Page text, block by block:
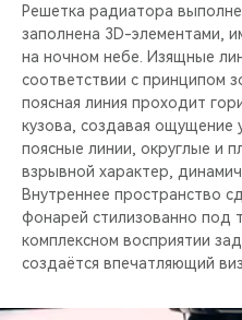
Решетка радиатора
заполнена 3D-элементами,
на ночном небе. Изящные
соответствии с принципом
поясная линия проходит
кузова, создавая ощущение
поясные линии, округлые и
взрывной характер,
Внутреннее пространство
фонарей стилизованно под
комплексном восприятии
создаётся впечатляющий